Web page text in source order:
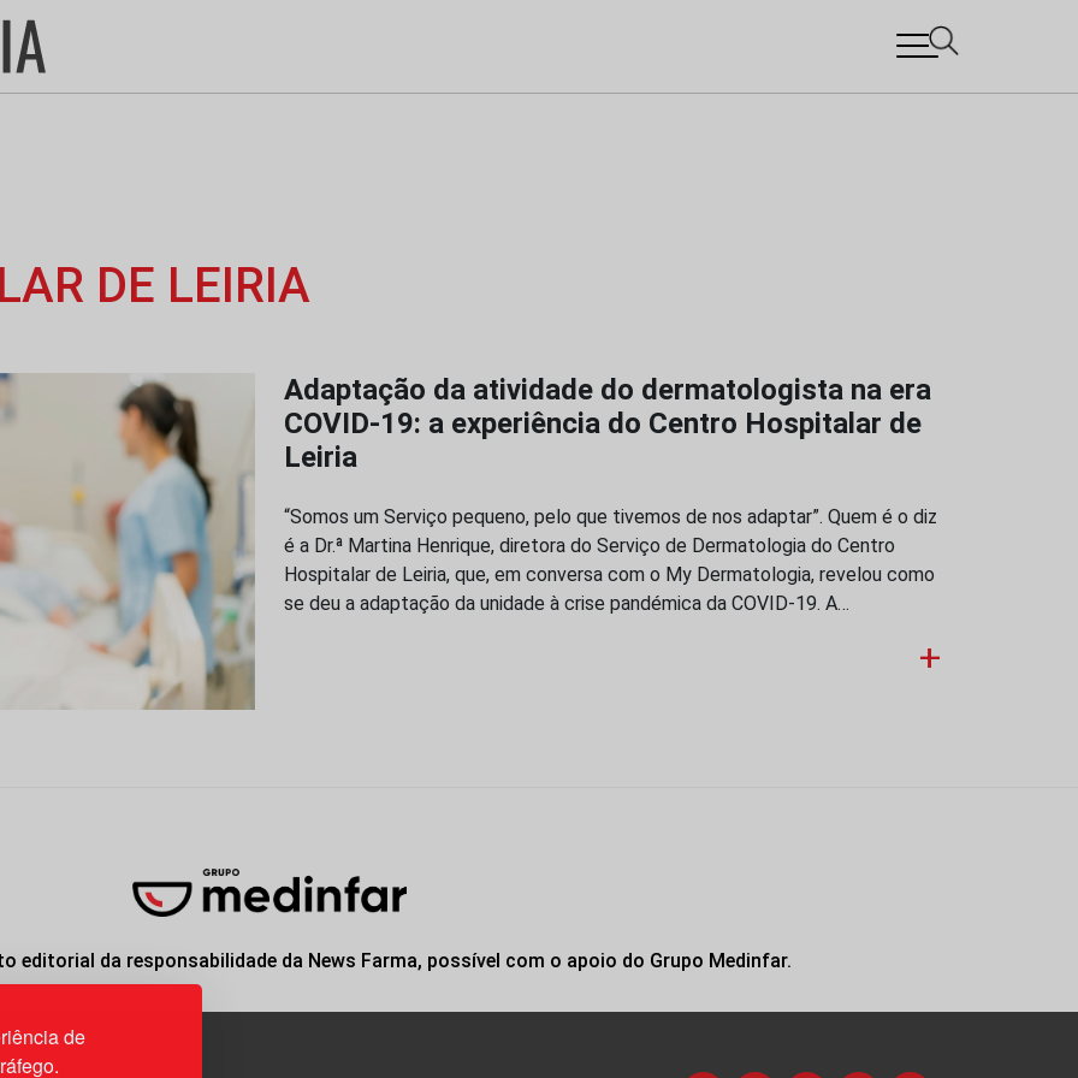
de
DE LEIRIA
Adaptação da atividade do dermatologista na era
COVID-19: a experiência do Centro Hospitalar de
Leiria
“Somos um Serviço pequeno, pelo que tivemos de nos adaptar”. Quem é o diz
é a Dr.ª Martina Henrique, diretora do Serviço de Dermatologia do Centro
Hospitalar de Leiria, que, em conversa com o My Dermatologia, revelou como
se deu a adaptação da unidade à crise pandémica da COVID-19. A…
+
editorial da responsabilidade da News Farma, possível com o apoio do Grupo Medinfar.